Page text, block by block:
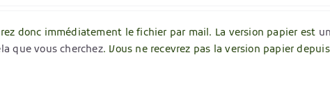
donc immédiatement le fichier par mail. La version papier est
que vous cherchez. Vous ne recevrez pas la version papier